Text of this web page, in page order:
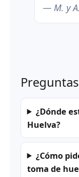
— M. y
¿Dónde
Huelva?
¿Cómo
toma de